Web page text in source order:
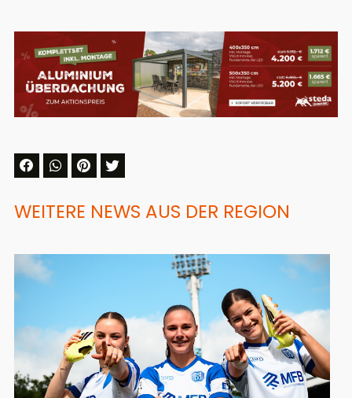
WEITERE NEWS AUS DER REGION